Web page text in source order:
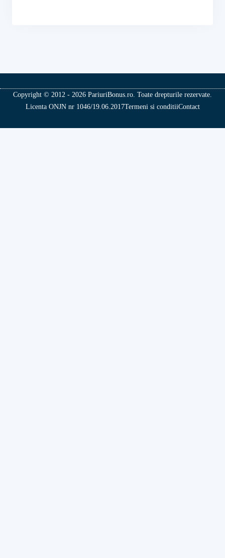
Copyright © 2012 - 2026 PariuriBonus.ro. Toate drepturile rezervate.
Licenta ONJN nr 1046/19.06.2017Termeni si conditiiContact